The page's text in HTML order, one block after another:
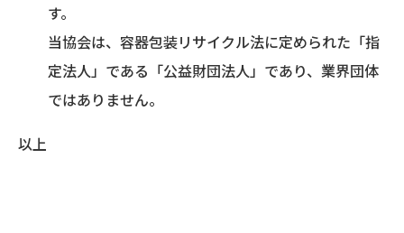
す。
当協会は、容器包装リサイクル法に定められた「指
定法人」である「公益財団法人」であり、業界団体
ではありません。
以上